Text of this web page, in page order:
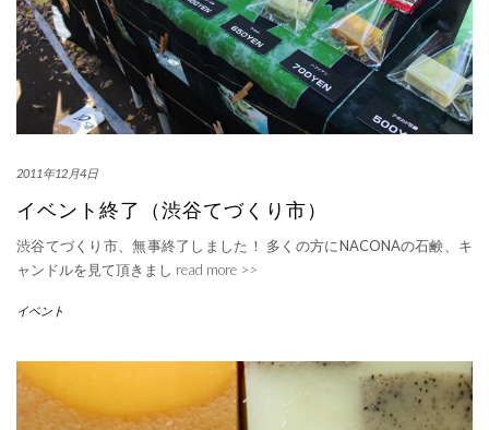
2011年12月4日
イベント終了（渋谷てづくり市）
渋谷てづくり市、無事終了しました！ 多くの方にNACONAの石鹸、キ
ャンドルを見て頂きまし read more >>
イベント